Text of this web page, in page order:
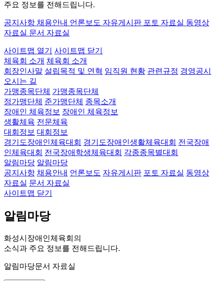
주요 정보를 전해드립니다.
공지사항 채용안내 언론보도 자유게시판 포토 자료실 동영상
자료실 문서 자료실
사이트맵 열기
사이트맵 닫기
체육회 소개 체육회 소개
회장인사말 설립목적 및 연혁 임직원 현황 관련규정 경영공시
오시는 길
가맹종목단체 가맹종목단체
정가맹단체 준가맹단체 종목소개
장애인 체육정보 장애인 체육정보
생활체육 전문체육
대회정보 대회정보
경기도장애인체육대회 경기도장애인생활체육대회 전국장애
인체육대회 전국장애학생체육대회 각종종목별대회
알림마당 알림마당
공지사항 채용안내 언론보도 자유게시판 포토 자료실 동영상
자료실 문서 자료실
사이트맵 닫기
알림마당
화성시장애인체육회의
소식과 주요 정보를 전해드립니다.
알림마당문서 자료실